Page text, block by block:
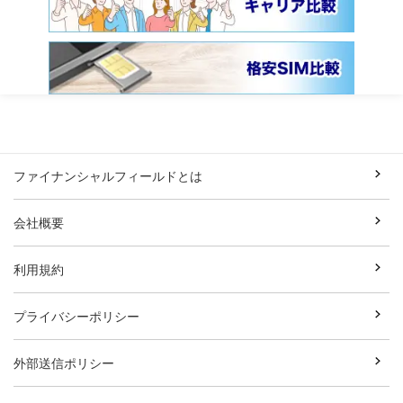
ファイナンシャルフィールドとは
会社概要
利用規約
プライバシーポリシー
外部送信ポリシー